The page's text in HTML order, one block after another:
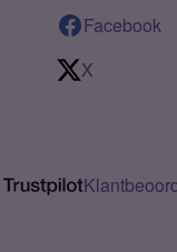
Facebook
X